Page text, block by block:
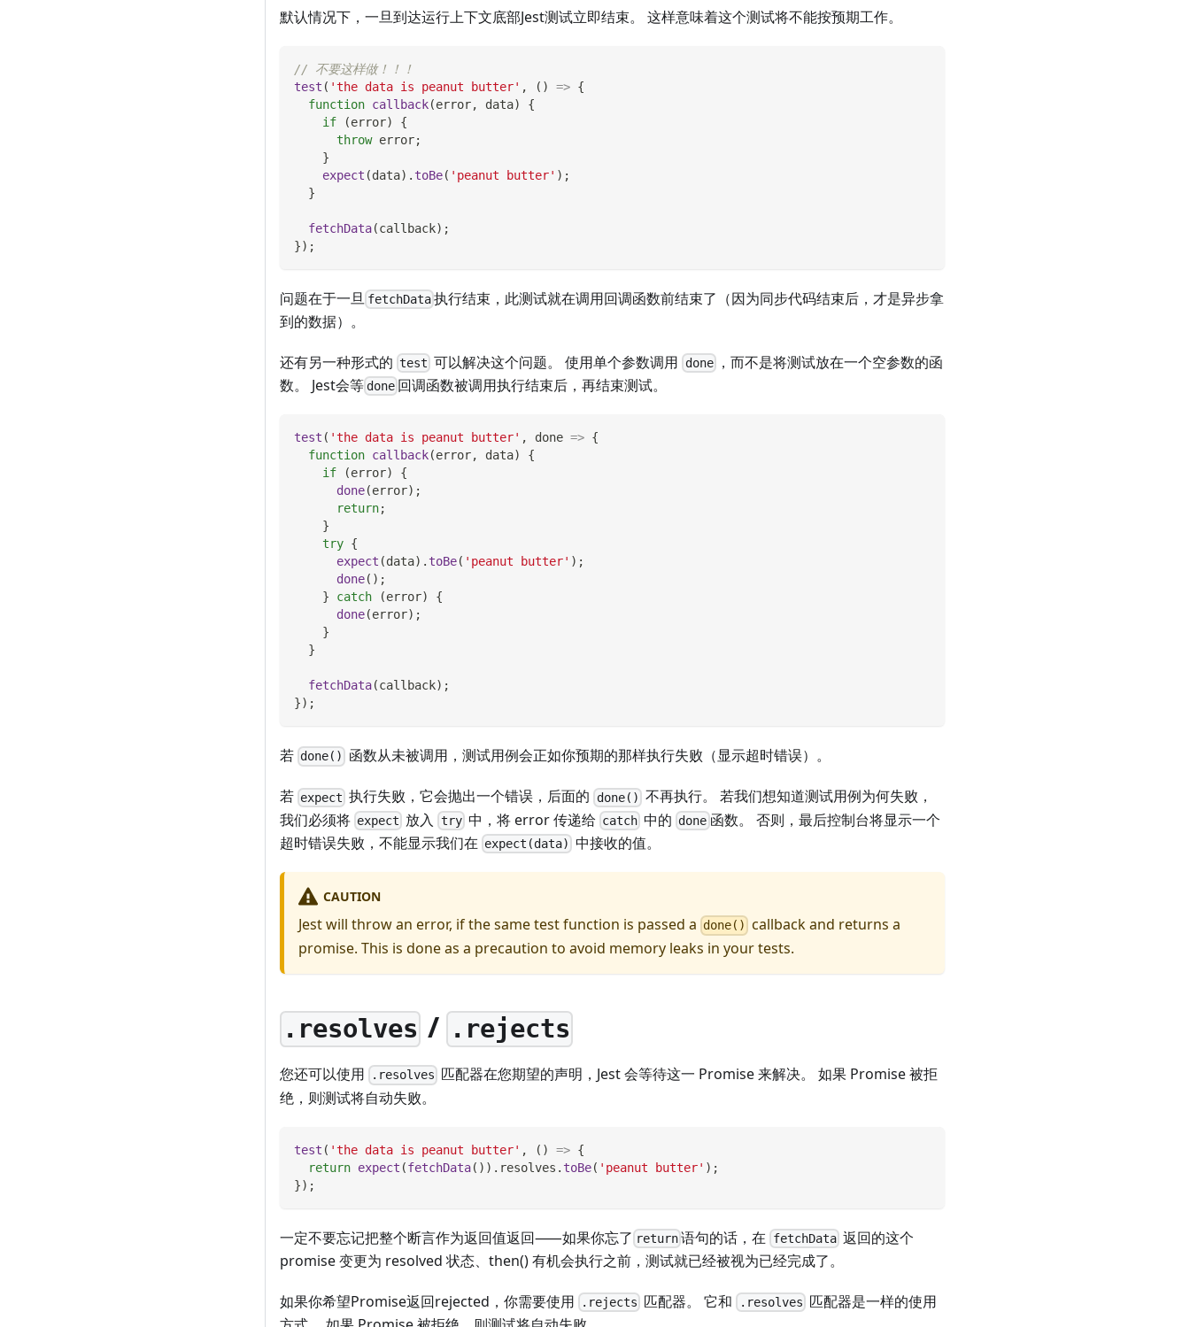
默认情况下，一旦到达运行上下文底部Jest测试立即结束。 这样意味着这个测试将不能按预期工作。
// 不要这样做！！！
test ( 'the data is peanut butter' , ( ) => {
function callback(error, data)
{
if
(error)
{
throw error;
}
expect (data) . toBe( 'peanut butter' ) ;
}
fetchData(callback) ;
}) ;
问题在于一旦 fetchData 执行结束，此测试就在调用回调函数前结束了（因为同步代码结束后，才是异步拿
到的数据）。
还有另一种形式的 test 可以解决这个问题。 使用单个参数调用 done，而不是将测试放在一个空参数的函
数。 Jest会等 done 回调函数被调用执行结束后，再结束测试。
test ( 'the data is peanut butter' , done => {
function callback(error, data)
{
if
(error)
{
done(error) ;
return;
}
try {
expect (data) . toBe( 'peanut butter' ) ;
done( ) ;
}
catch (error)
{
done(error) ;
}
}
fetchData(callback) ;
}) ;
若 done() 函数从未被调用，测试用例会正如你预期的那样执行失败（显示超时错误）。
若 expect 执行失败，它会抛出一个错误，后面的 done() 不再执行。 若我们想知道测试用例为何失败，
我们必须将 expect 放入 try中，将 error 传递给 catch 中的 done 函数。 否则，最后控制台将显示一个
超时错误失败，不能显示我们在 expect(data) 中接收的值。
CAUTION
Jest will throw an error, if the same test function is passed a done() callback and returns a
promise. This is done as a precaution to avoid memory leaks in your tests.
.resolves / .rejects
您还可以使用 .resolves 匹配器在您期望的声明，Jest 会等待这一 Promise 来解决。 如果 Promise 被拒
绝，则测试将自动失败。
test ( 'the data is peanut butter' , ( ) => {
return expect (fetchData( ) ) . resolves . toBe( 'peanut butter' ) ;
}) ;
一定不要忘记把整个断言作为返回值返回⸺如果你忘了 return 语句的话，在 fetchData返回的这个
promise 变更为 resolved 状态、then() 有机会执行之前，测试就已经被视为已经完成了。
如果你希望Promise返回rejected，你需要使用 .rejects 匹配器。 它和 .resolves 匹配器是一样的使用